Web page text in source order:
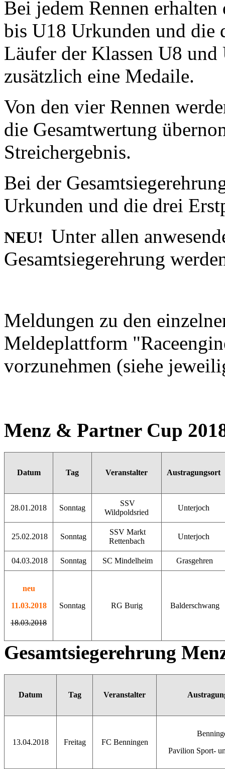
Bei jedem Rennen
bis U18 Urkunden und die
Läufer der Klassen U8
zusätzlich eine Medaile.
Von den vier Rennen
die Gesamtwertung
Streichergebnis.
Bei der
Urkunden und die drei
NEU! Unter allen
Gesamtsiegerehrung
Meldungen zu den
Meldeplattform
vorzunehmen (siehe
Menz & Partner Cup
Datum Tag Veranstalter Austragungsort
28.01.2018 Sonntag
SSV
Wildpoldsried
Unterjoch
25.02.2018 Sonntag
SSV Markt
Rettenbach
Unterjoch
04.03.2018 Sonntag SC Mindelheim Grasgehren
neu
11.03.2018
18.03.2018
Sonntag RG Burig Balderschwang
Gesamtsiegerehrung
Datum Tag Veranstalter
13.04.2018 Freitag FC Benningen
Pavilion Sport-